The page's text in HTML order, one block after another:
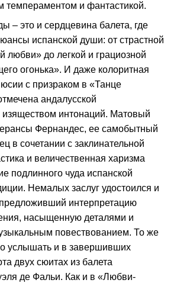
темпераментом и фантастикой.
– это и сердцевина балета, где
испанской души: от страстной
любви» до легкой и грациозной
огонька». И даже колоритная
с призраком в «Танце
андалусской
изяществом интонаций. Матовый
Фернандес, ее самобытный
в сочетании с заклинательной
и величественная харизма
подлинного чуда испанской
Немалых заслуг удостоился и
интерпретацию
насыщенную деталями и
повествованием. То же
услышать и в завершивших
двух сюитах из балета
де Фальи. Как и в «Любви-